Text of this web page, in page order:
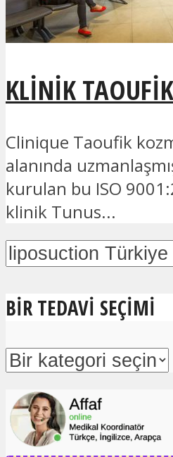
KLINIK TAOUFIK
Clinique Taoufik
alanında
kurulan bu ISO
klinik Tunus...
BIR TEDAVI SEÇIMI